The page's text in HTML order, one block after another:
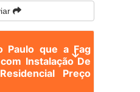
Paulo que a Fag
Instalação De
Preço